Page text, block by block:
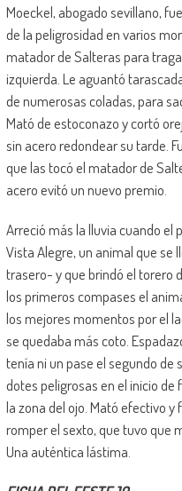
Moeckel, abogado sevillano,
de la peligrosidad en varios
matador de Salteras para
izquierda. Le aguantó
de numerosas coladas, para
Mató de estoconazo y cortó
sin acero redondear su tarde.
que las tocó el matador de
acero evitó un nuevo premio.
Arreció más la lluvia cuando el
Vista Alegre, un animal que se
trasero- y que brindó el torero
los primeros compases el
los mejores momentos por el
se quedaba más coto.
tenía ni un pase el segundo de
dotes peligrosas en el inicio de
la zona del ojo. Mató efectivo
romper el sexto, que tuvo que
Una auténtica lástima.